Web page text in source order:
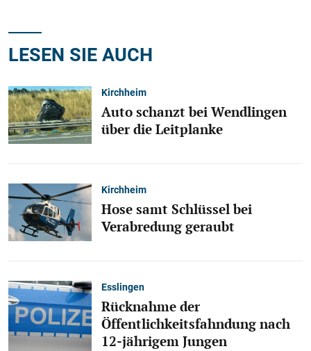
LESEN SIE AUCH
Kirchheim
Auto schanzt bei Wendlingen
über die Leitplanke
Kirchheim
Hose samt Schlüssel bei
Verabredung geraubt
Esslingen
Rücknahme der
Öffentlichkeitsfahndung nach
12-jährigem Jungen